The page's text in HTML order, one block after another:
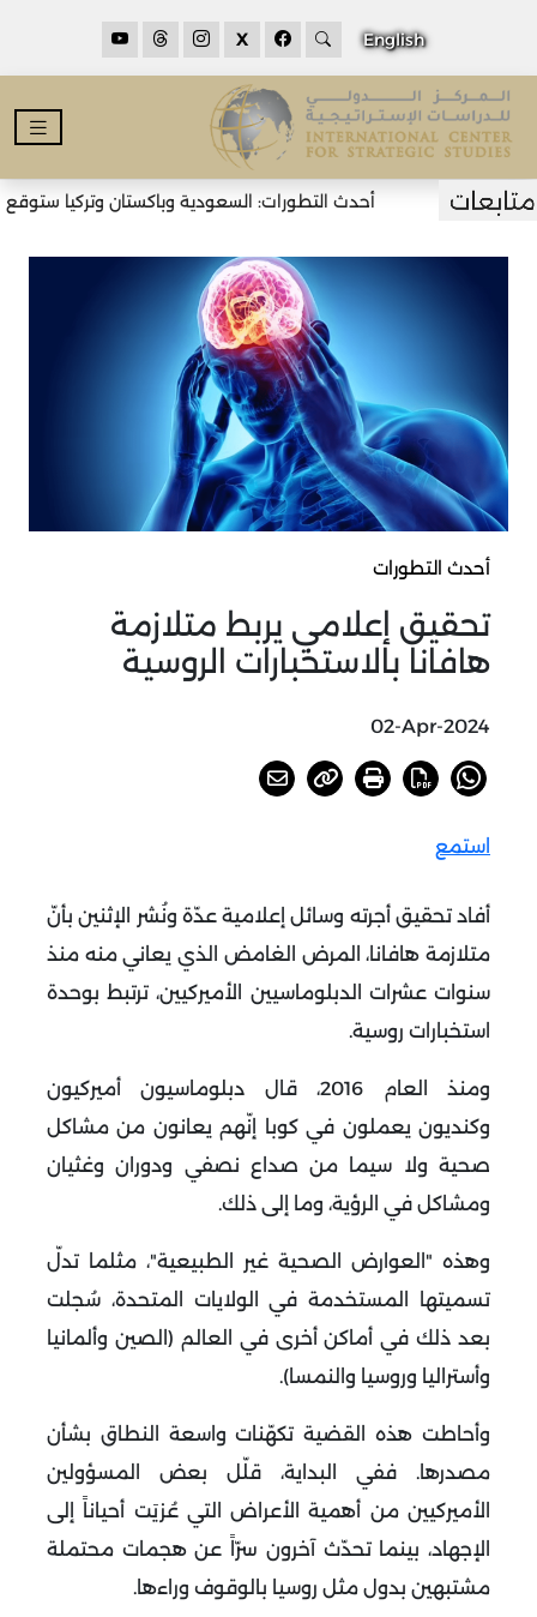
English
X
أحدث التطورات: السعودية وباكستان وتركيا ستوقع
أحدث التطورات
تحقيق إعلامي يربط متلازمة
هافانا بالاستخبارات الروسية
02-Apr-2024
استمع
أفاد تحقيق أجرته وسائل إعلامية عدّة ونُشر الإثنين بأنّ
متلازمة هافانا، المرض الغامض الذي يعاني منه منذ
سنوات عشرات الدبلوماسيين الأميركيين، ترتبط بوحدة
استخبارات روسية.
ومنذ العام 2016، قال دبلوماسيون أميركيون
وكنديون يعملون في كوبا إنّهم يعانون من مشاكل
صحية ولا سيما من صداع نصفي ودوران وغثيان
ومشاكل في الرؤية، وما إلى ذلك.
وهذه "العوارض الصحية غير الطبيعية"، مثلما تدلّ
تسميتها المستخدمة في الولايات المتحدة، سُجلت
بعد ذلك في أماكن أخرى في العالم (الصين وألمانيا
وأستراليا وروسيا والنمسا).
وأحاطت هذه القضية تكهّنات واسعة النطاق بشأن
مصدرها. ففي البداية، قلّل بعض المسؤولين
الأميركيين من أهمية الأعراض التي عُزيَت أحياناً إلى
الإجهاد، بينما تحدّث آخرون سرّاً عن هجمات محتملة
مشتبهين بدول مثل روسيا بالوقوف وراءها.